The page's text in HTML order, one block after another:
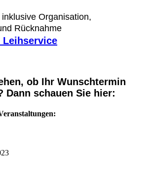
Organisation,
Rücknahme
Leihservice
ob Ihr Wunschtermin
Dann schauen Sie hier: